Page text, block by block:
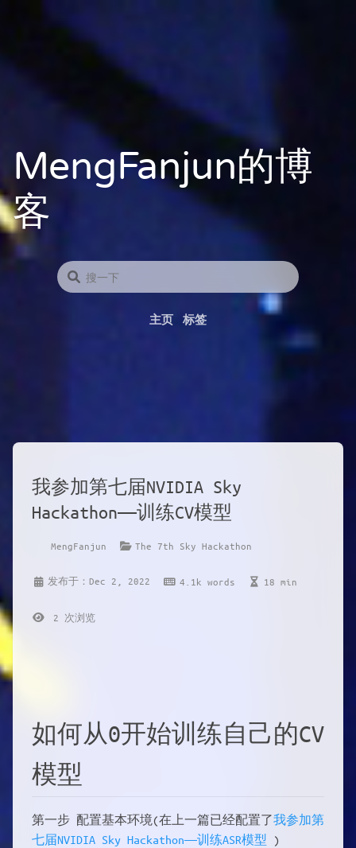
MengFanjun的博
客
主页 标签
我参加第七届NVIDIA Sky
Hackathon——训练CV模型
MengFanjun The 7th Sky Hackathon
发布于：Dec 2, 2022 4.1k words 18 min
2 次浏览
如何从0开始训练自己的CV
模型
第一步 配置基本环境(在上一篇已经配置了我参加第
七届NVIDIA Sky Hackathon——训练ASR模型 )